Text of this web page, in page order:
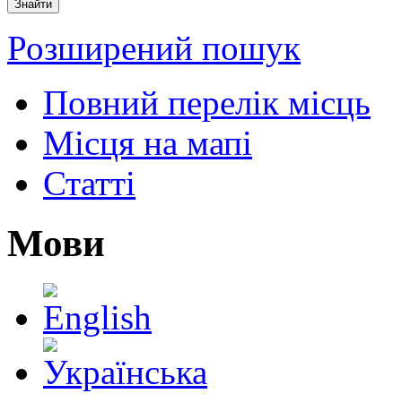
Розширений пошук
Повний перелік місць
Місця на мапі
Статті
Мови